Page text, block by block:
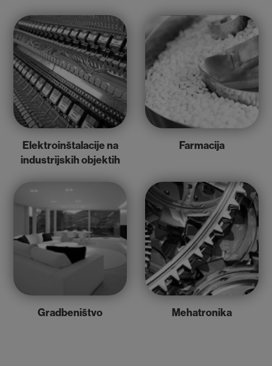
Elektroinštalacije na
industrijskih objektih
Farmacija
Gradbeništvo Mehatronika